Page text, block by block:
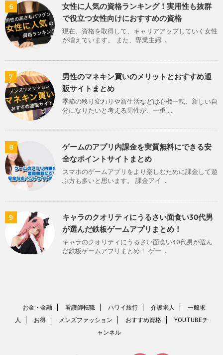
6
女性に人気の資格ランキング！実用性も抜群
で役立つ女性向けにおすすめの資格
現在、資格を取得して、キャリアアップしていく女性
が増えています。 また、専業主婦 ...
7
男性のマネキン買いのメリットとおすすめ通
販サイトまとめ
季節の移り変わりや新生活などは心機一転、新しい自
分になりたいと考える男性が、一番 ...
8
ゲームのアプリ内課金を実質無料にできる安
全なポイントサイトまとめ
スマホのゲームアプリをより楽しむために課金して遊
ぶ方も多いと思います。 課金アイ ...
9
キャラのクオリティにうるさい面食い30代男
が選んだ鉄板ゲームアプリまとめ！
キャラのクオリティにうるさい面食い30代男が選ん
だ鉄板ゲームアプリまとめ！ ゲー ...
お金・金融 看護師転職 ハワイ旅行 介護求人
一般求
人
お得 メンズファッション おすすめ資格
YOUTUBEチ
ャンネル